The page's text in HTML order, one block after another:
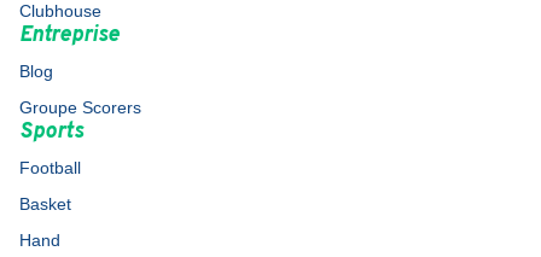
Clubhouse
Entreprise
Blog
Groupe Scorers
Sports
Football
Basket
Hand